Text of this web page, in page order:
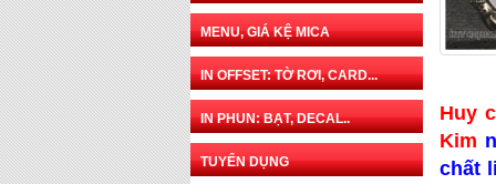
MENU, GIÁ KỆ MICA
IN OFFSET: TỜ RƠI, CARD...
IN PHUN: BẠT, DECAL..
TUYỂN DỤNG
Huy
Kim
chất